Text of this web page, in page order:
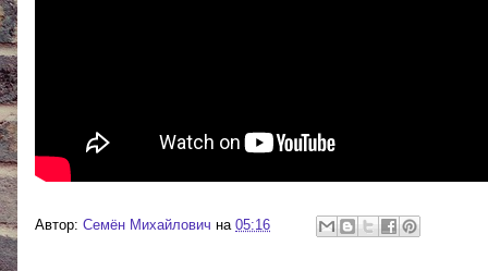
Автор: Cемён Михайлович на 05:16